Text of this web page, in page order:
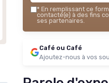
* En remplissant ce
contacté(e) à des fins
ses partenaires.
Café ou Café
Ajoutez-nous à vos